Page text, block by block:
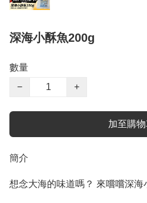
深海小酥魚200g
數量
−
+
加至購
簡介
想念大海的味道嗎？ 來嚐嚐深海